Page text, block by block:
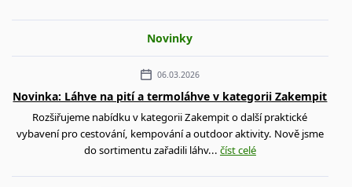
Novinky
06.03.2026
Novinka: Láhve na pití a termoláhve v kategorii Zakempit
Rozšiřujeme nabídku v kategorii Zakempit o další praktické
vybavení pro cestování, kempování a outdoor aktivity. Nově jsme
do sortimentu zařadili láhv... číst celé